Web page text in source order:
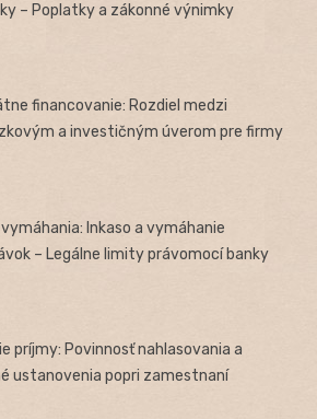
– Poplatky a zákonné výnimky
financovanie: Rozdiel medzi
a investičným úverom pre firmy
Inkaso a vymáhanie
– Legálne limity právomocí banky
príjmy: Povinnosť nahlasovania a
ustanovenia popri zamestnaní